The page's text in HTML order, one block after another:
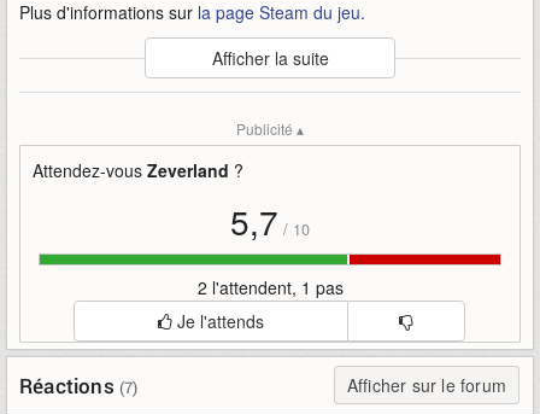
Plus d'informations sur la page Steam du jeu.
Auteur
Quantum Quirks
: Andy
présentation quantum-quirks
Afficher la suite
Publicité ▴
Attendez-vous Zeverland ?
5,7 / 10
2 l'attendent, 1 pas
Je l'attends
Réactions (7) Afficher sur le forum